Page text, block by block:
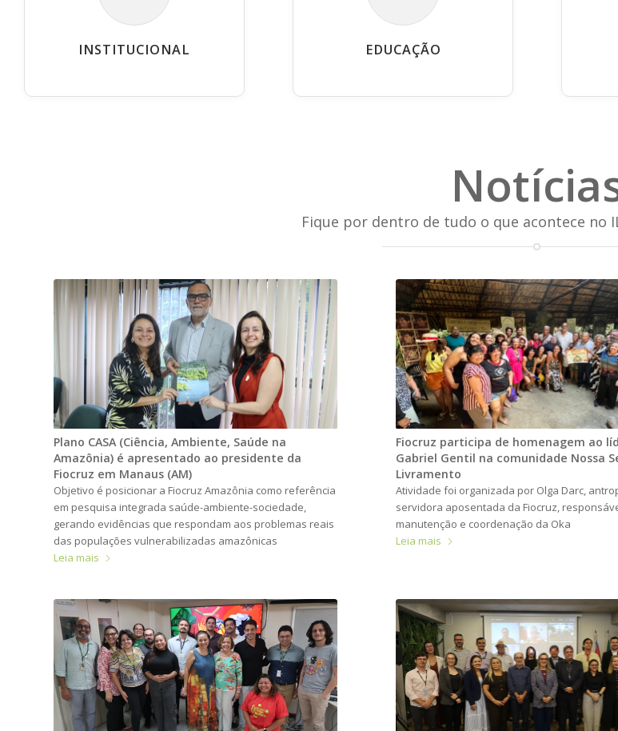
INSTITUCIONAL EDUCAÇÃO
Fique por dentro de tudo o que acontece no
Plano CASA (Ciência, Ambiente, Saúde na
Amazônia) é apresentado ao presidente da
Fiocruz em Manaus (AM)
Objetivo é posicionar a Fiocruz Amazônia como referência
em pesquisa integrada saúde-ambiente-sociedade,
gerando evidências que respondam aos problemas reais
das populações vulnerabilizadas amazônicas
Leia mais
Fiocruz participa de homenagem ao
Gabriel Gentil na comunidade Nossa
Livramento
Atividade foi organizada por Olga Darc,
servidora aposentada da Fiocruz,
manutenção e coordenação da Oka
Leia mais